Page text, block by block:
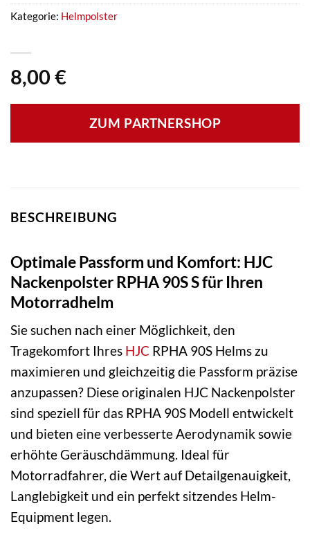
8,00 €
ZUM PARTNERSHOP
Kategorie: Helmpolster
BESCHREIBUNG
Optimale Passform und Komfort: HJC
Nackenpolster RPHA 90S S für Ihren
Motorradhelm
Sie suchen nach einer Möglichkeit, den
Tragekomfort Ihres HJC RPHA 90S Helms zu
maximieren und gleichzeitig die Passform präzise
anzupassen? Diese originalen HJC Nackenpolster
sind speziell für das RPHA 90S Modell entwickelt
und bieten eine verbesserte Aerodynamik sowie
erhöhte Geräuschdämmung. Ideal für
Motorradfahrer, die Wert auf Detailgenauigkeit,
Langlebigkeit und ein perfekt sitzendes Helm-
Equipment legen.